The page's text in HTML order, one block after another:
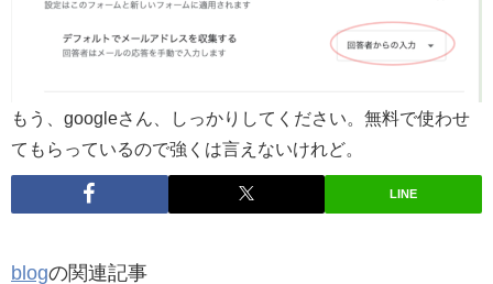
もう、googleさん、しっかりしてください。無料で使わせ
てもらっているので強くは言えないけれど。
LINE
blogの関連記事